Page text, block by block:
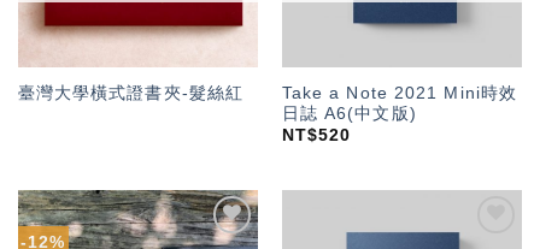
臺灣大學橫式證書夾-髮絲紅
Take a Note 2021 Mini時效
日誌 A6(中文版)
NT$520
-12%